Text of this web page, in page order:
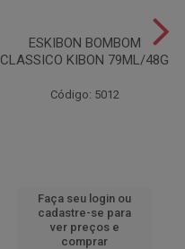
ESKIBON BOMBOM
CLASSICO KIBON 79ML/48G
Código: 5012
Faça seu login ou
cadastre-se para
ver preços e
comprar